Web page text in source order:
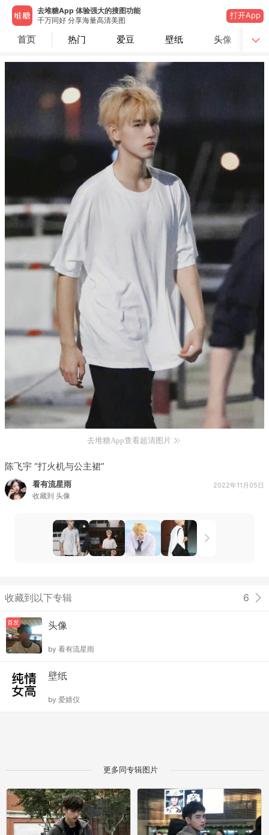
去堆糖App 体验强大的搜图功能
千万同好 分享海量高清美图
打开App
首页 热门 爱豆 壁纸 头像
去堆糖App查看超清图片
陈飞宇 “打火机与公主裙”
看有流星雨
收藏到 头像
2022年11月05日
收藏到以下专辑 6
首发 头像
by 看有流星雨
壁纸
by 爱婧仪
更多同专辑图片